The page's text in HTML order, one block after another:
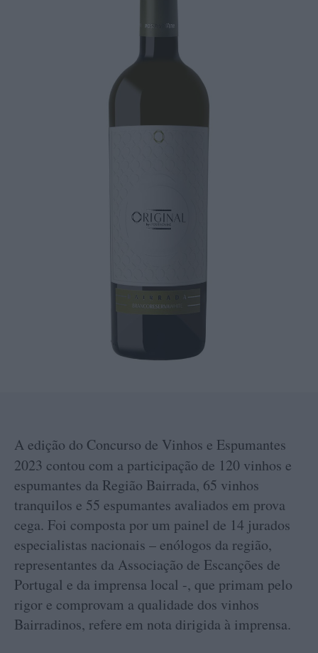
A edição do Concurso de Vinhos e Espumantes
2023 contou com a participação de 120 vinhos e
espumantes da Região Bairrada, 65 vinhos
tranquilos e 55 espumantes avaliados em prova
cega. Foi composta por um painel de 14 jurados
especialistas nacionais – enólogos da região,
representantes da Associação de Escanções de
Portugal e da imprensa local -, que primam pelo
rigor e comprovam a qualidade dos vinhos
Bairradinos, refere em nota dirigida à imprensa.